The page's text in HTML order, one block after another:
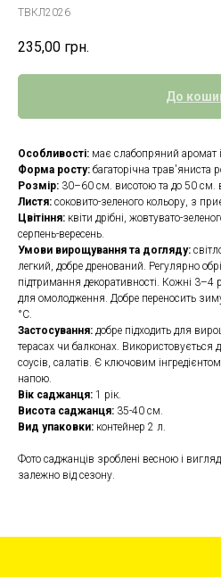
ТВКЛ2026
235,00 грн.
До
Особливості: має слабопряний аромат
Форма росту: багаторічна трав'яниста
Розмір: 30–60 см. висотою та до 50 см.
Листя: соковито-зеленого кольору, з
Цвітіння: квіти дрібні, жовтувато-
серпень-вересень.
Умови вирощування та догляду:
легкий, добре дренований. Регулярно
підтримання декоративності. Кожні 3–4
для омолодження. Добре переносить
°C.
Застосування: добре підходить для
терасах чи балконах. Використовується
соусів, салатів. Є ключовим
напою.
Вік саджанця: 1 рік.
Висота саджанця: 35-40 см.
Вид упаковки: контейнер 2 л.
Фото саджанців зроблені весною і
залежно від сезону.